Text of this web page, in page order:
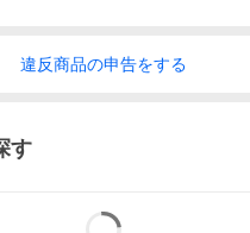
違反商品の申告をする
す